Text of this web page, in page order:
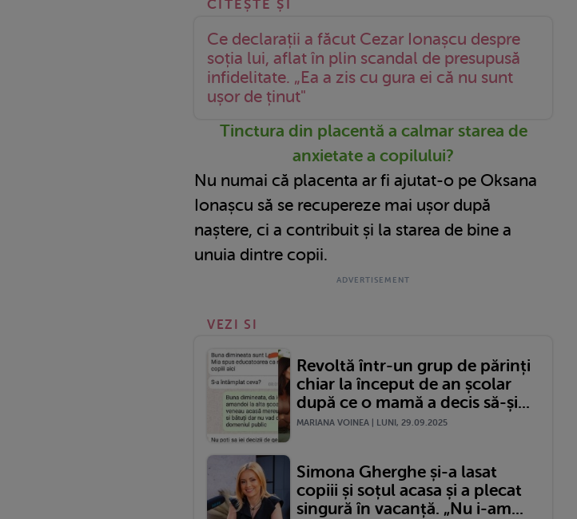
Ce declarații a făcut Cezar Ionașcu despre
soția lui, aflat în plin scandal de presupusă
infidelitate. „Ea a zis cu gura ei că nu sunt
ușor de ținut"
Tinctura din placentă a calmar starea de
anxietate a copilului?
Nu numai că placenta ar fi ajutat-o pe Oksana
Ionașcu să se recupereze mai ușor după
naștere, ci a contribuit și la starea de bine a
unuia dintre copii.
VEZI SI
Revoltă într-un grup de părinți
chiar la început de an școlar
după ce o mamă a decis să-și...
MARIANA VOINEA | LUNI, 29.09.2025
Simona Gherghe și-a lasat
copiii și soțul acasa și a plecat
singură în vacanță. „Nu i-am...